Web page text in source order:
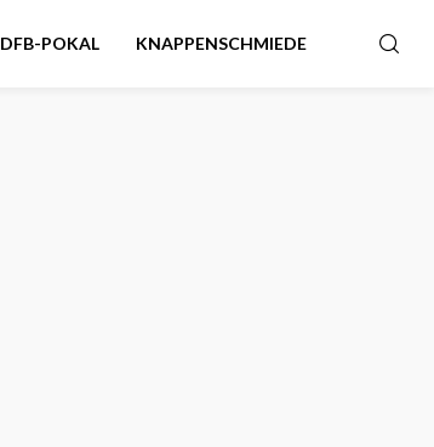
DFB-POKAL KNAPPENSCHMIEDE